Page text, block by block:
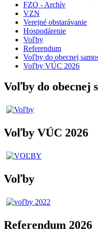
FZO - Archív
VZN
Verejné obstarávanie
Hospodárenie
Voľby
Referendum
Voľby do obecnej
Voľby VÚC 2026
Voľby do obecnej
Voľby VÚC 2026
Voľby
Referendum 2026